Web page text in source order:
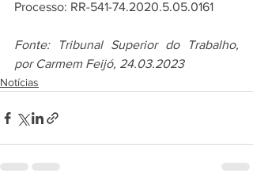
Processo: RR-541-74.2020.5.05.0161
Fonte: Tribunal Superior do Trabalho,
por Carmem Feijó, 24.03.2023
Notícias